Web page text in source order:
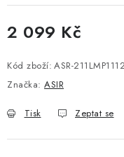
2 099 Kč
Kód zboží: ASR-211LMP1112
Značka: ASIR
Tisk Zeptat se